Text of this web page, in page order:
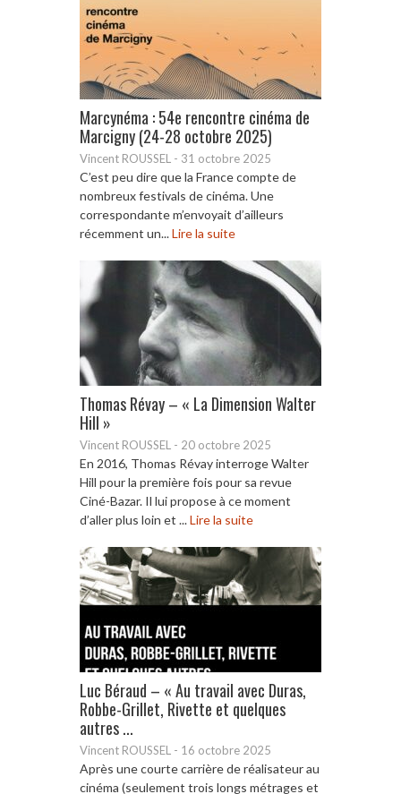
Marcynéma : 54e rencontre cinéma de
Marcigny (24-28 octobre 2025)
Vincent ROUSSEL - 31 octobre 2025
C’est peu dire que la France compte de
nombreux festivals de cinéma. Une
correspondante m’envoyait d’ailleurs
récemment un...Lire la suite
Thomas Révay – « La Dimension Walter
Hill »
Vincent ROUSSEL - 20 octobre 2025
En 2016, Thomas Révay interroge Walter
Hill pour la première fois pour sa revue
Ciné-Bazar. Il lui propose à ce moment
d’aller plus loin et ...Lire la suite
Luc Béraud – « Au travail avec Duras,
Robbe-Grillet, Rivette et quelques
autres ...
Vincent ROUSSEL - 16 octobre 2025
Après une courte carrière de réalisateur au
cinéma (seulement trois longs métrages et